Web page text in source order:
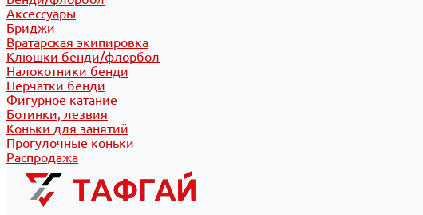
Аксессуары
Бриджи
Вратарская экипировка
Клюшки бенди/флорбол
Налокотники бенди
Перчатки бенди
Фигурное катание
Ботинки, лезвия
Коньки для занятий
Прогулочные коньки
Распродажа